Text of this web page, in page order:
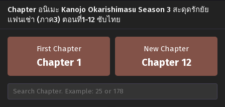
Chapter อนิเมะ Kanojo Okarishimasu Season 3 สะดุดรักยัย
แฟนเช่า (ภาค3) ตอนที่1-12 ซับไทย
First Chapter
Chapter 1
New Chapter
Chapter 12